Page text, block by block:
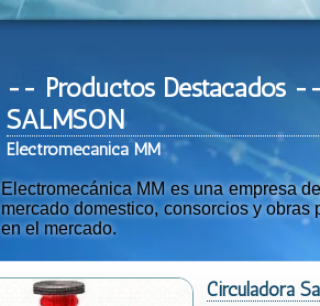
-- Productos Destacados --
SALMSON
Electromecanica MM
Electromecánica MM es una empresa
mercado domestico, consorcios y
en el mercado.
Circuladora